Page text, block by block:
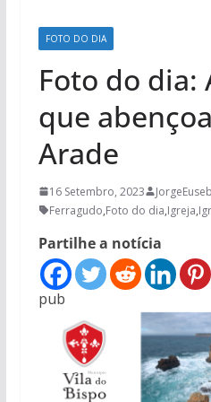
FOTO DO DIA
Foto do dia:
que
Arade
16 Setembro, 2023
Ferragudo,Foto do dia,Igreja,
Partilhe a notícia
pub